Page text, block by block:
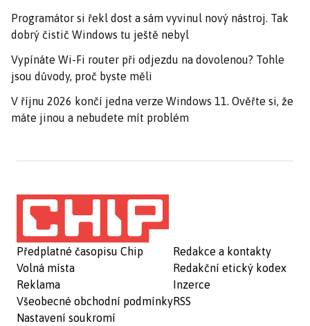
Programátor si řekl dost a sám vyvinul nový nástroj. Tak
dobrý čistič Windows tu ještě nebyl
Vypínáte Wi-Fi router při odjezdu na dovolenou? Tohle
jsou důvody, proč byste měli
V říjnu 2026 končí jedna verze Windows 11. Ověřte si, že
máte jinou a nebudete mít problém
Předplatné časopisu Chip
Volná místa
Reklama
Všeobecné obchodní podmínky
Nastavení soukromí
Redakce a kontakty
Redakční etický kodex
Inzerce
RSS